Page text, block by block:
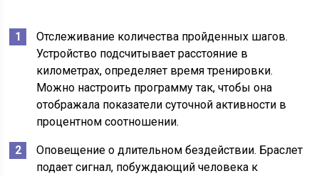
Отслеживание количества пройденных шагов.
Устройство подсчитывает расстояние в
километрах, определяет время тренировки.
Можно настроить программу так, чтобы она
отображала показатели суточной активности в
процентном соотношении.
Оповещение о длительном бездействии. Браслет
подает сигнал, побуждающий человека к